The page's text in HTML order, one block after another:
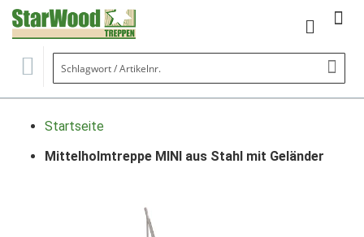
Mein
Startseite
Mittelholmtreppe MINI aus Stahl mit Geländer